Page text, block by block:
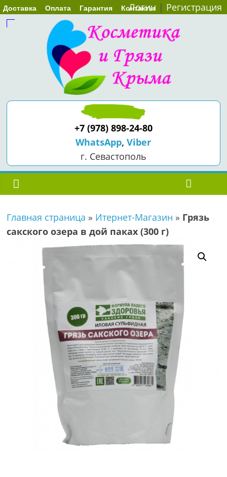
Доставка Оплата Гарантия Контакты
Логин | Регистрация
+7 (978) 898-24-80
WhatsApp,Viber
г. Севастополь
Главная страница » Итернет-Магазин » Грязь
сакского озера в дой паках (300 г)